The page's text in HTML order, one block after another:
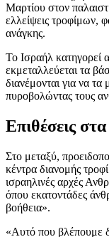
Μαρτίου στον
ελλείψεις τροφίμων,
ανάγκης.
Το Ισραήλ κατηγορεί
εκμεταλλεύεται τα
διανέμονται για να
πυροβολώντας τους
Επιθέσεις
Στο μεταξύ,
κέντρα διανομής
ισραηλινές αρχές
όπου εκατοντάδες
βοήθεια».
«Αυτό που βλέπουμε